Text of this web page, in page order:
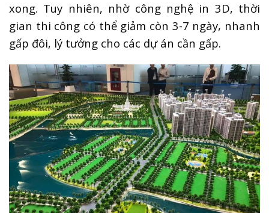
xong. Tuy nhiên, nhờ công nghệ in 3D, thời
gian thi công có thể giảm còn 3-7 ngày, nhanh
gấp đôi, lý tưởng cho các dự án cần gấp.